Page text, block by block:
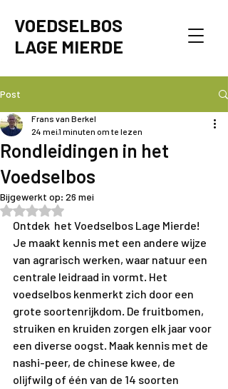
VOEDSELBOS
LAGE MIERDE
Post
Rondleidingen in het
Voedselbos
Frans van Berkel
24 mei1 minuten om te lezen
Bijgewerkt op: 26 mei
Beoordeeld met NaN uit 5 sterren.
Ontdek  het Voedselbos Lage Mierde!
Je maakt kennis met een andere wijze
van agrarisch werken, waar natuur een
centrale leidraad in vormt. Het
voedselbos kenmerkt zich door een
grote soortenrijkdom. De fruitbomen,
struiken en kruiden zorgen elk jaar voor
een diverse oogst. Maak kennis met de
nashi-peer, de chinese kwee, de
olijfwilg of één van de 14 soorten